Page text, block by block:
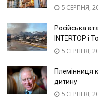
5 СЕРПНЯ,
Російська
INTERTOP і
5 СЕРПНЯ,
Племінниця
дитину
5 СЕРПНЯ,